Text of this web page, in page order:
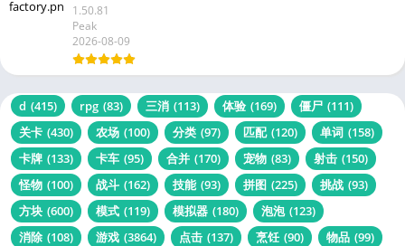
1.50.81
Peak
2026-08-09
d (415) rpg (83) 三消 (113) 体验 (169) 僵尸 (111)
关卡 (430) 农场 (100) 分类 (97) 匹配 (120) 单词 (158)
卡牌 (133) 卡车 (95) 合并 (170) 宠物 (83) 射击 (150)
怪物 (100) 战斗 (162) 技能 (93) 拼图 (225) 挑战 (93)
方块 (600) 模式 (119) 模拟器 (180) 泡泡 (123)
消除 (108) 游戏 (3864) 点击 (137) 烹饪 (90) 物品 (99)